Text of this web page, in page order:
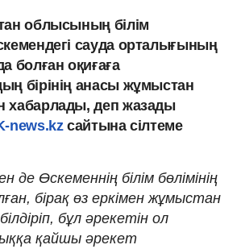
облысының білім
сауда орталығының
болған оқиғаға
бірінің анасы жұмыстан
хабарлады, деп жазады
news.kzсайтына сілтеме
Өскеменнің білім бөлімінің
бірақ өз еркімен жұмыстан
бұл әрекетін ол
қайшы әрекет